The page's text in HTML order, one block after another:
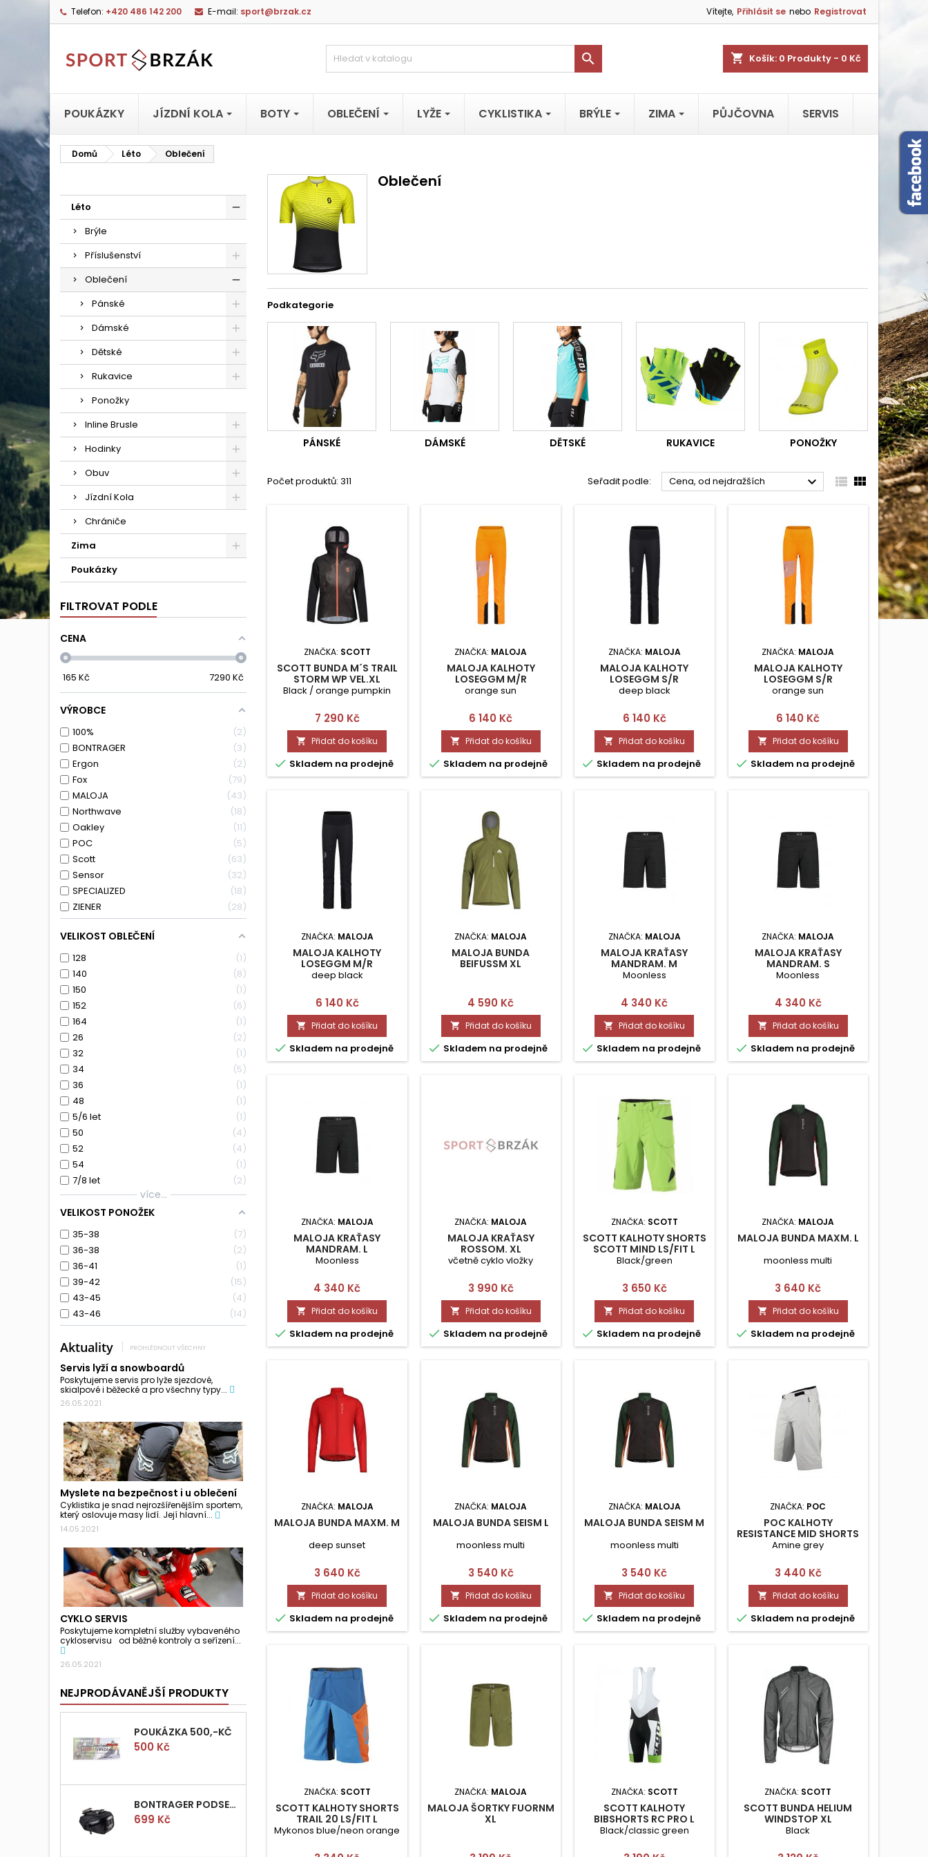
Telefon: +420 486 142 200 E-mail: sport@brzak.cz Vítejte, Přihlásit se nebo Registrovat
shopping_cart Košík: 0 Produkty - 0 Kč

POUKÁZKY JÍZDNÍ KOLA BOTY OBLEČENÍ LYŽE CYKLISTIKA BRÝLE ZIMA PŮJČOVNA SERVIS
Domů Léto Oblečení
Léto
Brýle
Příslušenství
Oblečení
Pánské
Dámské
Dětské
Rukavice
Ponožky
Inline Brusle
Hodinky
Obuv
Jízdní Kola
Chrániče
Zima
Poukázky
FILTROVAT PODLE
CENA
165 Kč 7290 Kč
VÝROBCE
100%
2
BONTRAGER
3
Ergon
2
Fox
79
MALOJA
43
Northwave
18
Oakley
11
POC
5
Scott
63
Sensor
32
SPECIALIZED
18
ZIENER
28
VELIKOST OBLEČENÍ
128
1
140
8
150
1
152
6
164
1
26
2
32
1
34
5
36
1
48
1
5/6 let
1
50
4
52
4
54
1
7/8 let
2
více...
VELIKOST PONOŽEK
35-38
7
36-38
2
36-41
1
39-42
15
43-45
4
43-46
14
Aktuality PROHLÉDNOUT VŠECHNY
Servis lyží a snowboardů
Poskytujeme servis pro lyže sjezdové,
skialpové i běžecké a pro všechny typy...
26.05.2021
Myslete na bezpečnost i u oblečení
Cyklistika je snad nejrozšířenějším sportem,
který oslovuje masy lidí. Její hlavní...
14.05.2021
CYKLO SERVIS
Poskytujeme kompletní služby vybaveného
cykloservisu od běžné kontroly a seřízení...
26.05.2021
NEJPRODÁVANĚJŠÍ PRODUKTY
POUKÁZKA 500,-KČ
Cena
500 Kč
BONTRAGER PODSEDLOVÁ BRAŠNIČKA PRO QUICK S
Cena
699 Kč
Oblečení
Podkategorie
PÁNSKÉ DÁMSKÉ DĚTSKÉ RUKAVICE PONOŽKY
Počet produktů: 311 Seřadit podle: Cena, od nejdražších   
ZNAČKA: SCOTT
SCOTT BUNDA M´S TRAIL
STORM WP VEL.XL
Black / orange pumpkin
Cena
7 290 Kč
 Přidat do košíku
 Skladem na prodejně
ZNAČKA: MALOJA
MALOJA KALHOTY
LOSEGGM M/R
orange sun
Cena
6 140 Kč
 Přidat do košíku
 Skladem na prodejně
ZNAČKA: MALOJA
MALOJA KALHOTY
LOSEGGM S/R
deep black
Cena
6 140 Kč
 Přidat do košíku
 Skladem na prodejně
ZNAČKA: MALOJA
MALOJA KALHOTY
LOSEGGM S/R
orange sun
Cena
6 140 Kč
 Přidat do košíku
 Skladem na prodejně
ZNAČKA: MALOJA
MALOJA KALHOTY
LOSEGGM M/R
deep black
Cena
6 140 Kč
 Přidat do košíku
 Skladem na prodejně
ZNAČKA: MALOJA
MALOJA BUNDA
BEIFUSSM XL
Cena
4 590 Kč
 Přidat do košíku
 Skladem na prodejně
ZNAČKA: MALOJA
MALOJA KRAŤASY
MANDRAM. M
Moonless
Cena
4 340 Kč
 Přidat do košíku
 Skladem na prodejně
ZNAČKA: MALOJA
MALOJA KRAŤASY
MANDRAM. S
Moonless
Cena
4 340 Kč
 Přidat do košíku
 Skladem na prodejně
ZNAČKA: MALOJA
MALOJA KRAŤASY
MANDRAM. L
Moonless
Cena
4 340 Kč
 Přidat do košíku
 Skladem na prodejně
ZNAČKA: MALOJA
MALOJA KRAŤASY
ROSSOM. XL
včetně cyklo vložky
Cena
3 990 Kč
 Přidat do košíku
 Skladem na prodejně
ZNAČKA: SCOTT
SCOTT KALHOTY SHORTS
SCOTT MIND LS/FIT L
Black/green
Cena
3 650 Kč
 Přidat do košíku
 Skladem na prodejně
ZNAČKA: MALOJA
MALOJA BUNDA MAXM. L
moonless multi
Cena
3 640 Kč
 Přidat do košíku
 Skladem na prodejně
ZNAČKA: MALOJA
MALOJA BUNDA MAXM. M
deep sunset
Cena
3 640 Kč
 Přidat do košíku
 Skladem na prodejně
ZNAČKA: MALOJA
MALOJA BUNDA SEISM L
moonless multi
Cena
3 540 Kč
 Přidat do košíku
 Skladem na prodejně
ZNAČKA: MALOJA
MALOJA BUNDA SEISM M
moonless multi
Cena
3 540 Kč
 Přidat do košíku
 Skladem na prodejně
ZNAČKA: POC
POC KALHOTY
RESISTANCE MID SHORTS
XL
Amine grey
Cena
3 440 Kč
 Přidat do košíku
 Skladem na prodejně
ZNAČKA: SCOTT
SCOTT KALHOTY SHORTS
TRAIL 20 LS/FIT L
Mykonos blue/neon orange
ZNAČKA: MALOJA
MALOJA ŠORTKY FUORNM
XL
ZNAČKA: SCOTT
SCOTT KALHOTY
BIBSHORTS RC PRO L
Black/classic green
ZNAČKA: SCOTT
SCOTT BUNDA HELIUM
WINDSTOP XL
Black